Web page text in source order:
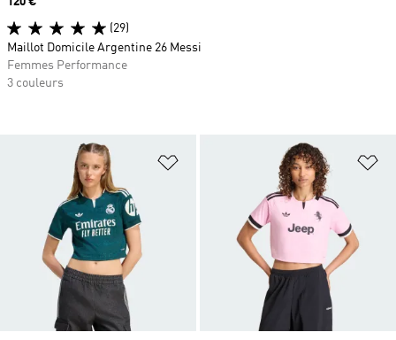
Ajouter à la Liste de produits
(29)
Maillot Domicile Argentine 26 Messi
Femmes Performance
3 couleurs